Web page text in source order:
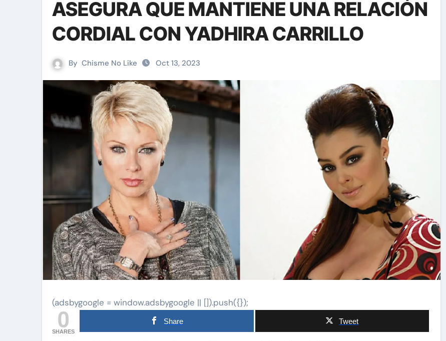
ASEGURA QUE MANTIENE UNA RELACIÓN
CORDIAL CON YADHIRA CARRILLO
By Chisme No Like Oct 13, 2023
(adsbygoogle = window.adsbygoogle || []).push({});
0
SHARES
Share Tweet